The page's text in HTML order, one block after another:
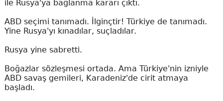
ile Rusya'ya bağlanma kararı çıktı.
ABD seçimi tanımadı. İlginçtir! Türkiye de tanımadı.
Yine Rusya'yı kınadılar, suçladılar.
Rusya yine sabretti.
Boğazlar sözleşmesi ortada. Ama Türkiye'nin izniyle
ABD savaş gemileri, Karadeniz'de cirit atmaya
başladı.